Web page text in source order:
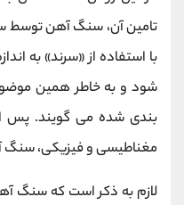
تامین آن، سنگ آهن
با استفاده از «سرند» به
شود و به خاطر همین
بندی شده می گویند. پس
مغناطیسی و فیزیکی، سنگ
لازم به ذکر است که سنگ